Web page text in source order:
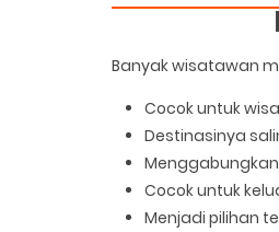
Banyak wisatawan
Cocok untuk
Destinasinya
Cocok untuk
Menjadi pilihan